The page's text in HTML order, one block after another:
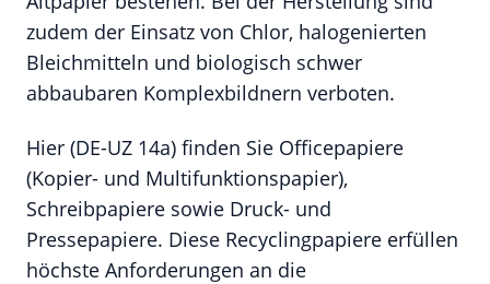
zudem der Einsatz von Chlor, halogenierten
Bleichmitteln und biologisch schwer
abbaubaren Komplexbildnern verboten.
Hier (DE-UZ 14a) finden Sie Officepapiere
(Kopier- und Multifunktionspapier),
Schreibpapiere sowie Druck- und
Pressepapiere. Diese Recyclingpapiere erfüllen
höchste Anforderungen an die